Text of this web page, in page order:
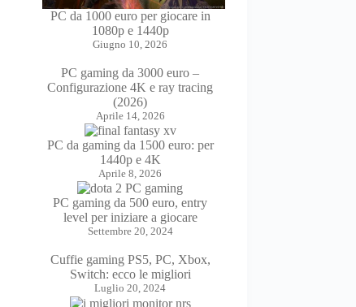
PC da 1000 euro per giocare in
1080p e 1440p
Giugno 10, 2026
PC gaming da 3000 euro –
Configurazione 4K e ray tracing
(2026)
Aprile 14, 2026
PC da gaming da 1500 euro: per
1440p e 4K
Aprile 8, 2026
PC gaming da 500 euro, entry
level per iniziare a giocare
Settembre 20, 2024
Cuffie gaming PS5, PC, Xbox,
Switch: ecco le migliori
Luglio 20, 2024